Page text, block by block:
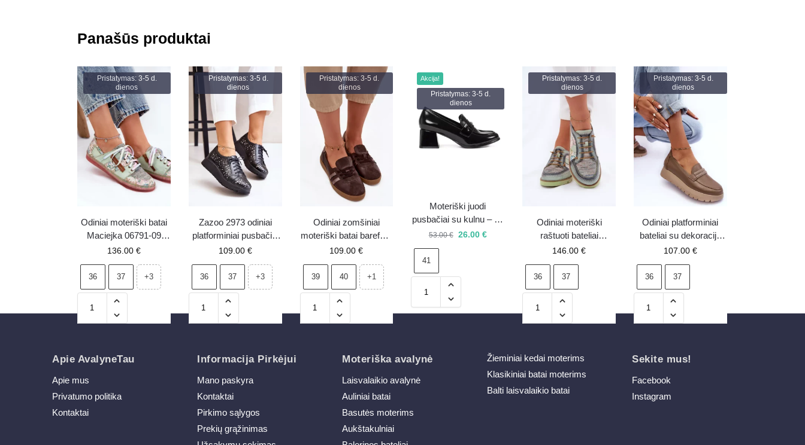
Panašūs produktai
Pristatymas: 3-5 d.
dienos
Odiniai moteriški batai
Maciejka 06791-09
šviesiai žali
136.00 €
36 37 +3
Pristatymas: 3-5 d.
dienos
Zazoo 2973 odiniai
platforminiai pusbačiai
su ažūriniu raštu juodi
109.00 €
36 37 +3
Pristatymas: 3-5 d.
dienos
Odiniai zomšiniai
moteriški batai barefoot
stiliaus Zazoo N1341
109.00€
39 40 +1
Akcija!
Pristatymas: 3-5 d.
dienos
Moteriški juodi
pusbačiai su kulnu – 41
– išpardavimas
53.00€ 26.00 €
41
Pristatymas: 3-5 d.
dienos
Odiniai moteriški
raštuoti bateliai
Maciejka 06784-09 žali
146.00€
36 37
Pristatymas: 3-5 d.
dienos
Odiniai platforminiai
bateliai su dekoracija
smėlio spalvos Lemar
107.00 €
36 37
Apie AvalyneTau
Apie mus
Privatumo politika
Kontaktai
Informacija Pirkėjui
Mano paskyra
Kontaktai
Pirkimo sąlygos
Prekių grąžinimas
Moteriška avalynė
Laisvalaikio avalynė
Auliniai batai
Basutės moterims
Aukštakulniai
Žieminiai kedai moterims
Klasikiniai batai moterims
Balti laisvalaikio batai
Sekite mus!
Facebook
Instagram